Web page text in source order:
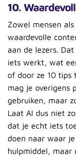
10.
Zowel mensen
waardevolle
aan de lezers.
iets werkt, wat
of door ze 10 tips
mag je overigens
gebruiken, maar
Laat AI dus niet
dat je echt iets
doen naar waar
hulpmiddel, maar